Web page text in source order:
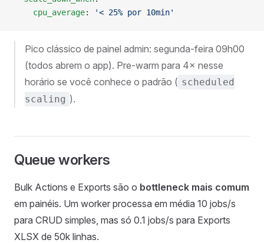
    cpu_average
: '< 25% por 10min'
Pico clássico de painel admin: segunda-feira 09h00
(todos abrem o app). Pre-warm para 4× nesse
horário se você conhece o padrão ( scheduled
scaling ).
Queue workers
Bulk Actions e Exports são o bottleneck mais comum
em painéis. Um worker processa em média 10 jobs/s
para CRUD simples, mas só 0.1 jobs/s para Exports
XLSX de 50k linhas.